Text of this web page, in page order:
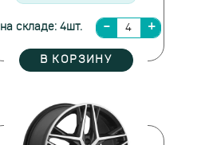
на складе: 4шт.
В КОРЗИНУ